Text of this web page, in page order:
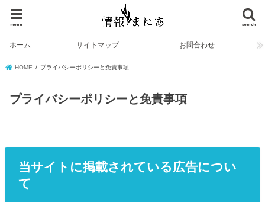
search
menu
ホーム サイトマップ お問合わせ
HOME プライバシーポリシーと免責事項
プライバシーポリシーと免責事項
当サイトに掲載されている広告につい
て